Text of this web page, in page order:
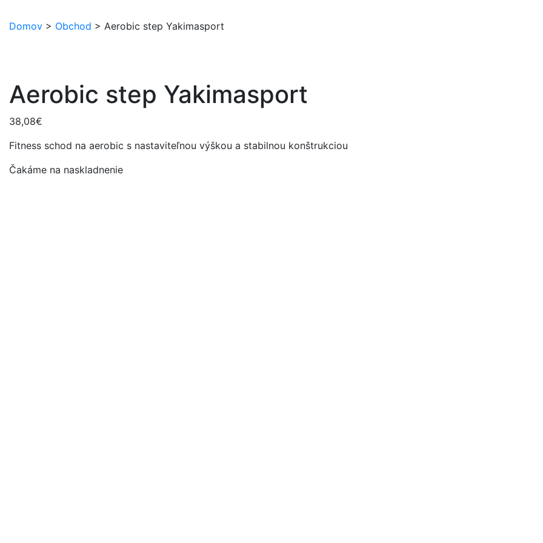
Domov > Obchod > Aerobic step Yakimasport
Aerobic step Yakimasport
38,08€
Fitness schod na aerobic s nastaviteľnou výškou a stabilnou konštrukciou
Čakáme na naskladnenie